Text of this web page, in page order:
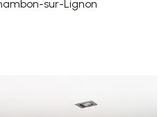
sur-Lignon